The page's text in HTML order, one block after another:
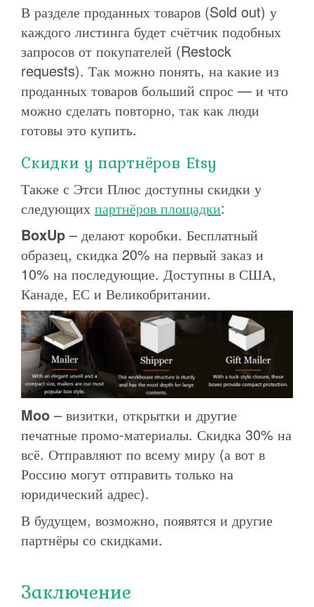
В разделе проданных товаров (Sold out) у
каждого листинга будет счётчик подобных
запросов от покупателей (Restock
requests). Так можно понять, на какие из
проданных товаров больший спрос — и что
можно сделать повторно, так как люди
готовы это купить.
Скидки у партнёров Etsy
Также с Этси Плюс доступны скидки у
следующих партнёров площадки:
BoxUp – делают коробки. Бесплатный
образец, скидка 20% на первый заказ и
10% на последующие. Доступны в США,
Канаде, ЕС и Великобритании.
Moo – визитки, открытки и другие
печатные промо-материалы. Скидка 30% на
всё. Отправляют по всему миру (а вот в
Россию могут отправить только на
юридический адрес).
В будущем, возможно, появятся и другие
партнёры со скидками.
Заключение